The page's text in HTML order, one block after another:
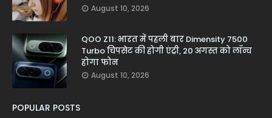
August 10, 2026
QOO Z11: भारत में पहली बार Dimensity 7500
Turbo चिपसेट की होगी एंट्री, 20 अगस्त को लॉन्च
होगा फोन
August 10, 2026
POPULAR POSTS